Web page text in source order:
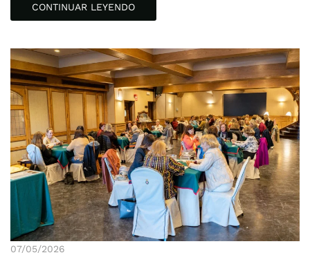
CONTINUAR LEYENDO
07/05/2026